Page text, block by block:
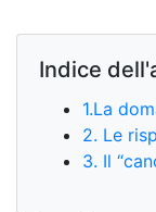
Indice
1.La
2. Le
3. Il